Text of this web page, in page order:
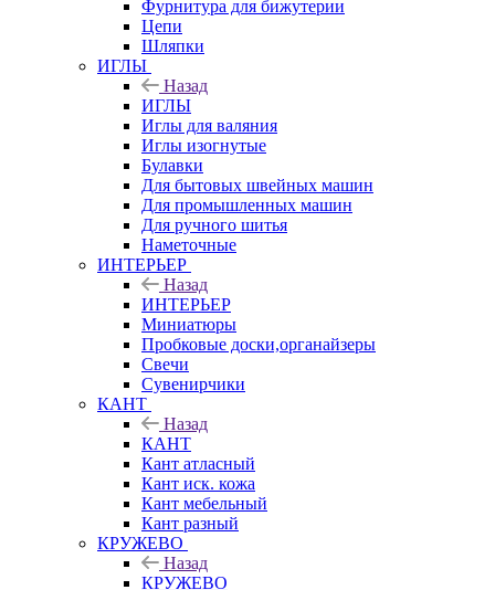
Фурнитура для бижутерии
Цепи
Шляпки
ИГЛЫ
Назад
ИГЛЫ
Иглы для валяния
Иглы изогнутые
Булавки
Для бытовых швейных машин
Для промышленных машин
Для ручного шитья
Наметочные
ИНТЕРЬЕР
Назад
ИНТЕРЬЕР
Миниатюры
Пробковые доски,органайзеры
Свечи
Сувенирчики
КАНТ
Назад
КАНТ
Кант атласный
Кант иск. кожа
Кант мебельный
Кант разный
КРУЖЕВО
Назад
КРУЖЕВО